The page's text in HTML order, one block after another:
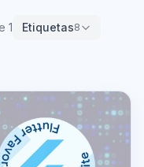
1 Etiquetas8